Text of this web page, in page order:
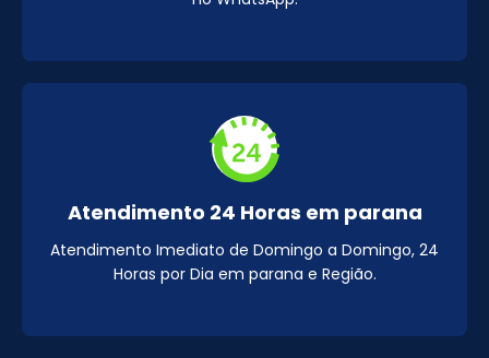
Atendimento 24 Horas em parana
Atendimento Imediato de Domingo a Domingo, 24
Horas por Dia em parana e Região.